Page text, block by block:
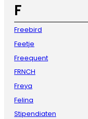
F
Freebird
Feetje
Freequent
FRNCH
Freya
Felina
Stipendiaten